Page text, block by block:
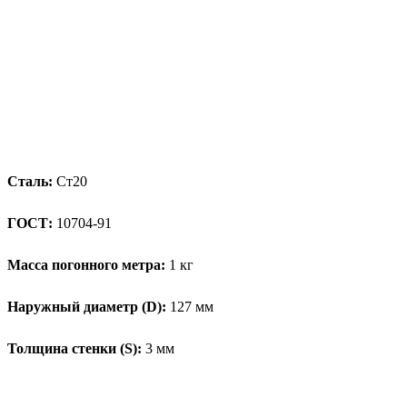
Сталь: Ст20
ГОСТ: 10704-91
Масса погонного метра: 1 кг
Наружный диаметр (D): 127 мм
Толщина стенки (S): 3 мм